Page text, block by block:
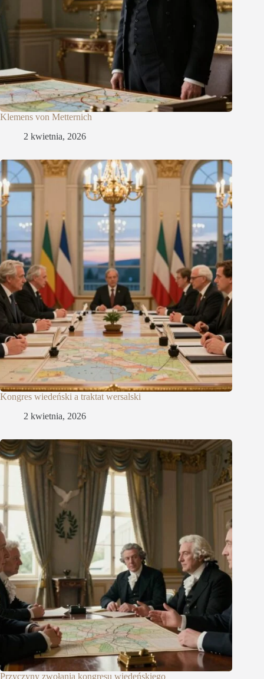
Klemens von Metternich
2 kwietnia, 2026
Kongres wiedeński a traktat wersalski
2 kwietnia, 2026
Przyczyny zwołania kongresu wiedeńskiego